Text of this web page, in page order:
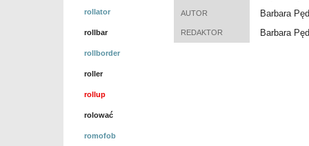
rollator
rollbar
rollborder
roller
rollup
rolować
romofob
AUTOR Barbara
REDAKTOR Barbara